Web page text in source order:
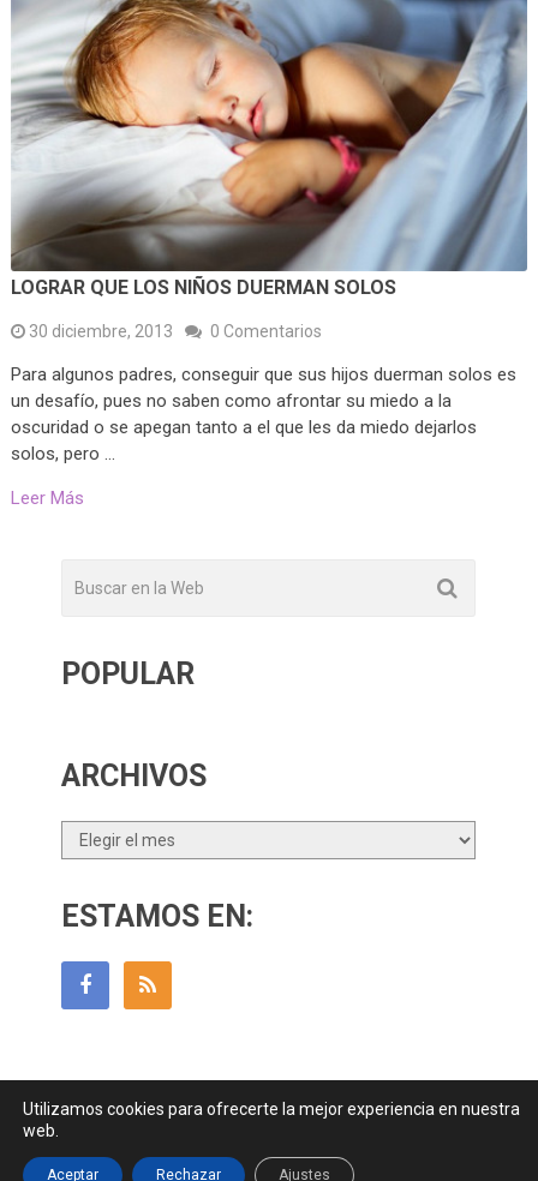
LOGRAR QUE LOS NIÑOS DUERMAN SOLOS
30 diciembre, 2013 0 Comentarios
Para algunos padres, conseguir que sus hijos duerman solos es
un desafío, pues no saben como afrontar su miedo a la
oscuridad o se apegan tanto a el que les da miedo dejarlos
solos, pero …
Leer Más
POPULAR
ARCHIVOS
Archivos
ESTAMOS EN:
Contactar|| Datos Legales y Privacidady
Utilizamos cookies para ofrecerte la mejor experiencia en nuestra
web.
Aceptar Rechazar Ajustes